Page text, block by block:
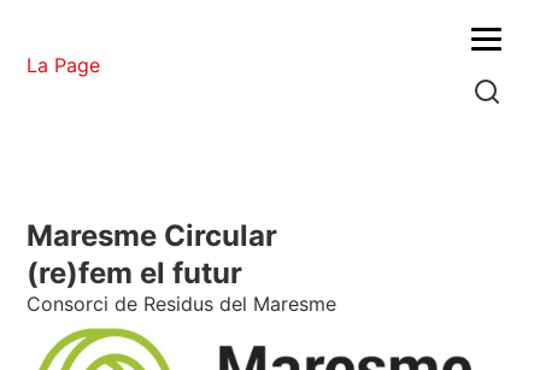
La Page
Menu
Maresme Circular
(re)fem el futur
Consorci de Residus del Maresme